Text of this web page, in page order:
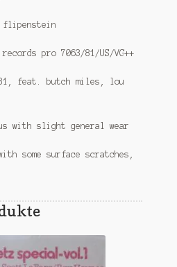
flipenstein
pro 7063/81/US/VG++
feat. butch miles, lou
with slight general wear
some surface scratches,